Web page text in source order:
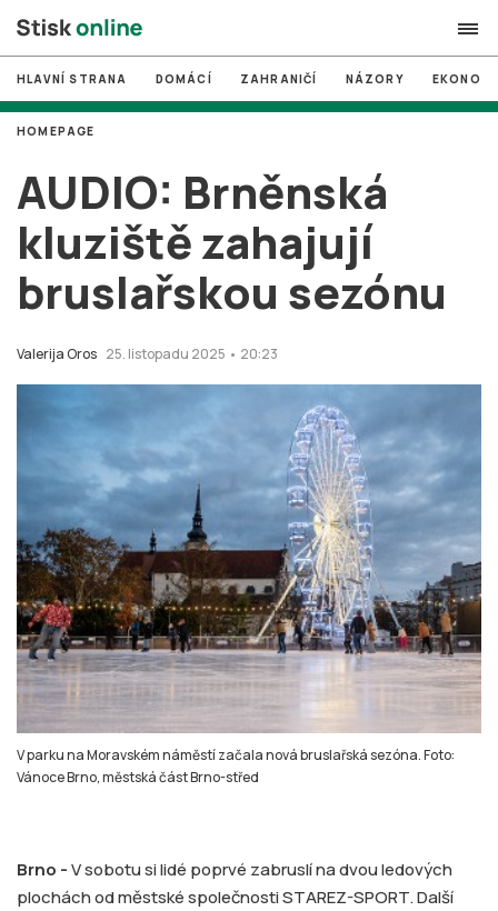
search
# MUNI
# Brno
# volby
login PŘIHLÁSIT SE
Založit nový účet
HLAVNÍ STRANA DOMÁCÍ ZAHRANIČÍ NÁZORY
AUDIO: Brněnská
kluziště zahajují
bruslařskou sezónu
Valerija Oros 25. listopadu 2025 • 20:23
HOMEPAGE
V parku na Moravském náměstí začala nová bruslařská sezóna. Foto:
Vánoce Brno, městská část Brno-střed
Brno -V sobotu si lidé poprvé zabruslí na dvou ledových
plochách od městské společnosti STAREZ-SPORT. Další